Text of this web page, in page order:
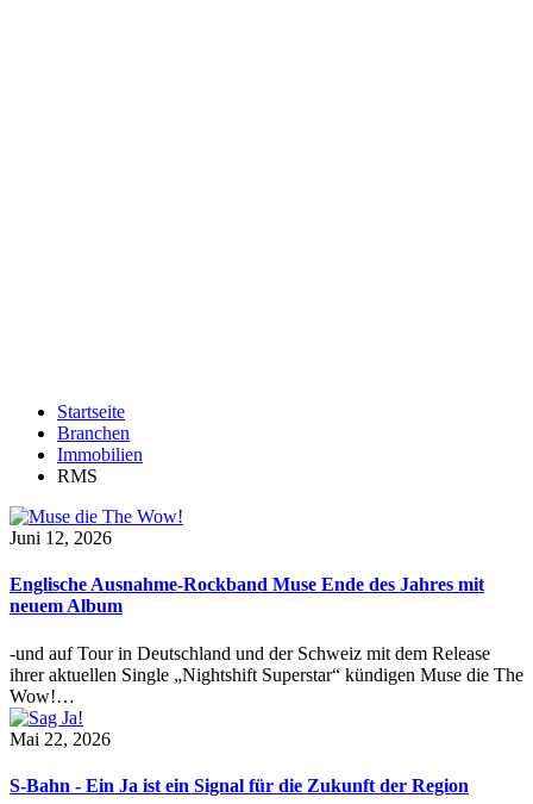
Startseite
Branchen
Immobilien
RMS
Juni 12, 2026
Englische Ausnahme-Rockband Muse Ende des Jahres mit
neuem Album
-und auf Tour in Deutschland und der Schweiz mit dem Release
ihrer aktuellen Single „Nightshift Superstar“ kündigen Muse die The
Wow!…
Mai 22, 2026
S-Bahn - Ein Ja ist ein Signal für die Zukunft der Region